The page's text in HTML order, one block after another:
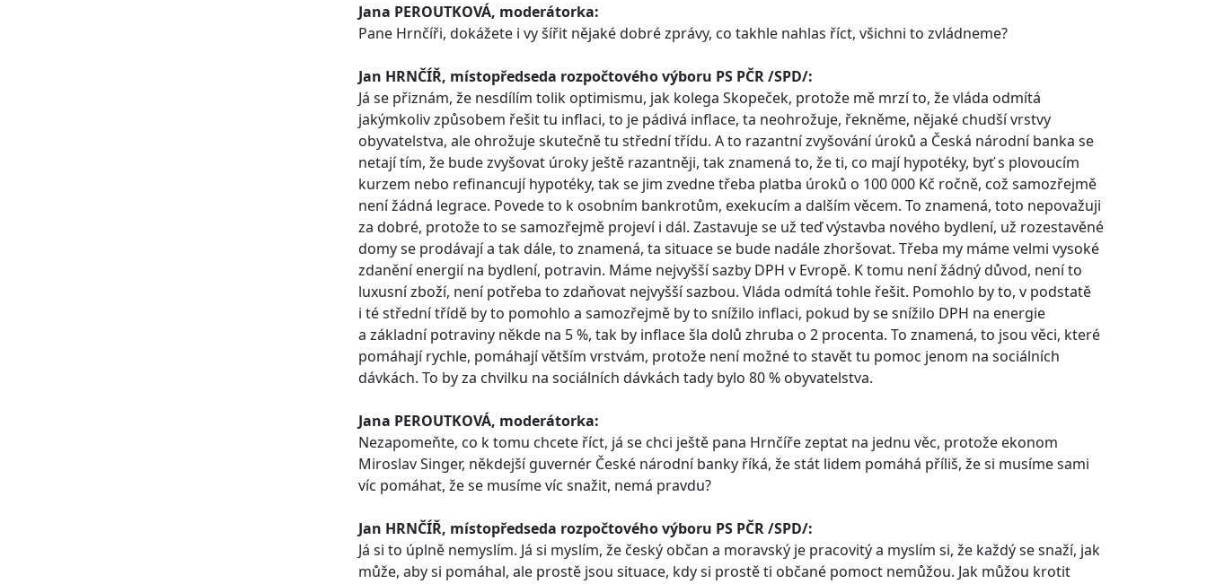
Jana PEROUTKOVÁ, moderátorka:
Pane Hrnčíři, dokážete i vy šířit nějaké dobré zprávy, co takhle nahlas říct, všichni to zvládneme?
Jan HRNČÍŘ, místopředseda rozpočtového výboru PS PČR /SPD/:
Já se přiznám, že nesdílím tolik optimismu, jak kolega Skopeček, protože mě mrzí to, že vláda odmítá
jakýmkoliv způsobem řešit tu inflaci, to je pádivá inflace, ta neohrožuje, řekněme, nějaké chudší vrstvy
obyvatelstva, ale ohrožuje skutečně tu střední třídu. A to razantní zvyšování úroků a Česká národní banka se
netají tím, že bude zvyšovat úroky ještě razantněji, tak znamená to, že ti, co mají hypotéky, byť s plovoucím
kurzem nebo refinancují hypotéky, tak se jim zvedne třeba platba úroků o 100 000 Kč ročně, což samozřejmě
není žádná legrace. Povede to k osobním bankrotům, exekucím a dalším věcem. To znamená, toto nepovažuji
za dobré, protože to se samozřejmě projeví i dál. Zastavuje se už teď výstavba nového bydlení, už rozestavěné
domy se prodávají a tak dále, to znamená, ta situace se bude nadále zhoršovat. Třeba my máme velmi vysoké
zdanění energií na bydlení, potravin. Máme nejvyšší sazby DPH v Evropě. K tomu není žádný důvod, není to
luxusní zboží, není potřeba to zdaňovat nejvyšší sazbou. Vláda odmítá tohle řešit. Pomohlo by to, v podstatě
i té střední třídě by to pomohlo a samozřejmě by to snížilo inflaci, pokud by se snížilo DPH na energie
a základní potraviny někde na 5 %, tak by inflace šla dolů zhruba o 2 procenta. To znamená, to jsou věci, které
pomáhají rychle, pomáhají větším vrstvám, protože není možné to stavět tu pomoc jenom na sociálních
dávkách. To by za chvilku na sociálních dávkách tady bylo 80 % obyvatelstva.
Jana PEROUTKOVÁ, moderátorka:
Nezapomeňte, co k tomu chcete říct, já se chci ještě pana Hrnčíře zeptat na jednu věc, protože ekonom
Miroslav Singer, někdejší guvernér České národní banky říká, že stát lidem pomáhá příliš, že si musíme sami
víc pomáhat, že se musíme víc snažit, nemá pravdu?
Jan HRNČÍŘ, místopředseda rozpočtového výboru PS PČR /SPD/:
Já si to úplně nemyslím. Já si myslím, že český občan a moravský je pracovitý a myslím si, že každý se snaží, jak
může, aby si pomáhal, ale prostě jsou situace, kdy si prostě ti občané pomoct nemůžou. Jak můžou krotit